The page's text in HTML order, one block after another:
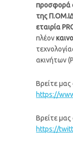
προσφορά
της
εταιρία
πλέον
ακινήτων
Βρείτε
https://
Βρείτε
https://